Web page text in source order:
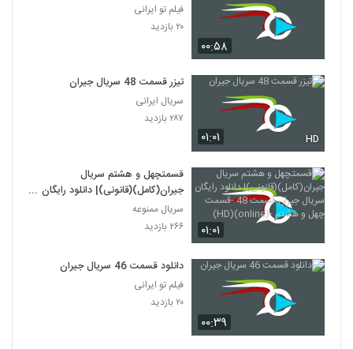
۰۰:۵۸
فیلم تو ایرانی
۲۰ بازدید
۰۱:۰۱ HD
تیزر قسمت 48 سریال جیران
سریال ایرانی
۲۸۷ بازدید
۰۱:۰۱
قسمتچهل و هشتم سریال
جیران(کامل)(قانونی)| دانلود رایگان
و هشتم -(online)(HD)
سریال ممنوعه
۲۶۶ بازدید
۰۰:۳۹
دانلود قسمت 46 سریال جیران
فیلم تو ایرانی
۲۰ بازدید